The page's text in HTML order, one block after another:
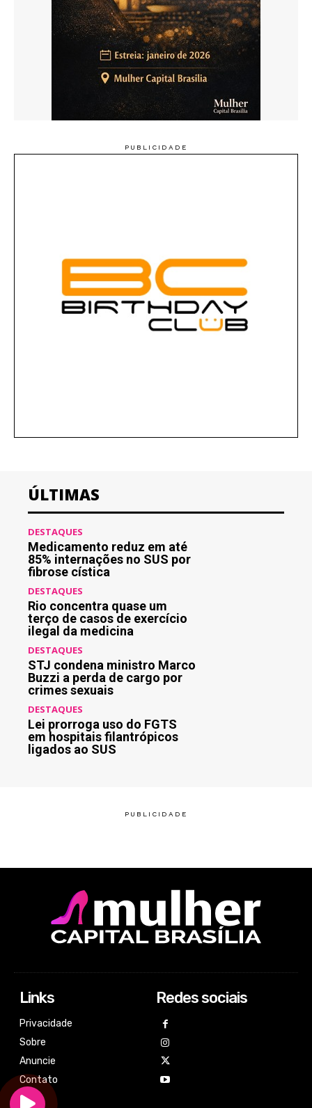
ÚLTIMAS
DESTAQUES
Medicamento reduz em até
85% internações no SUS por
fibrose cística
DESTAQUES
Rio concentra quase um
terço de casos de exercício
ilegal da medicina
DESTAQUES
STJ condena ministro Marco
Buzzi a perda de cargo por
crimes sexuais
DESTAQUES
Lei prorroga uso do FGTS
em hospitais filantrópicos
ligados ao SUS
Links
Privacidade
Sobre
Anuncie
Contato
Redes sociais